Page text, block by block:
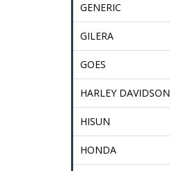
GENERIC
GILERA
GOES
HARLEY DAVIDSON
HISUN
HONDA